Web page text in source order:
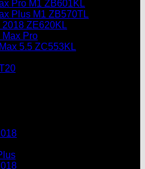
Pro M1 ZB601KL
Plus M1 ZB570TL
ZE620KL
Pro
5.5 ZC553KL